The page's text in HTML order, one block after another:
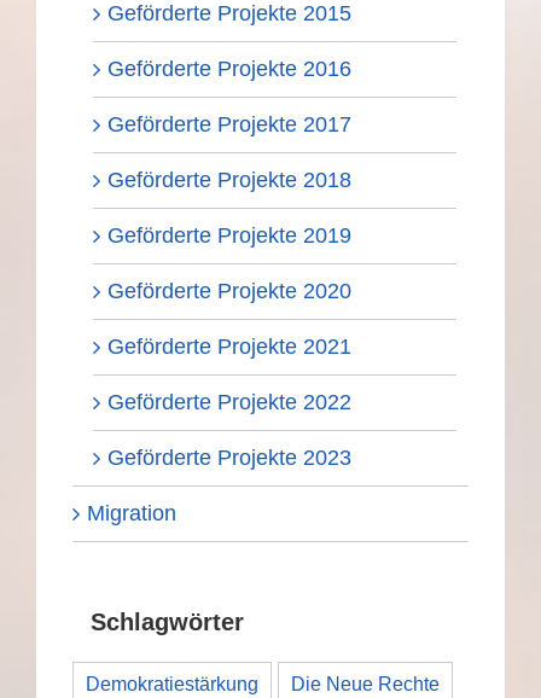
Geförderte Projekte 2015
Geförderte Projekte 2016
Geförderte Projekte 2017
Geförderte Projekte 2018
Geförderte Projekte 2019
Geförderte Projekte 2020
Geförderte Projekte 2021
Geförderte Projekte 2022
Geförderte Projekte 2023
Migration
Schlagwörter
Demokratiestärkung Die Neue Rechte